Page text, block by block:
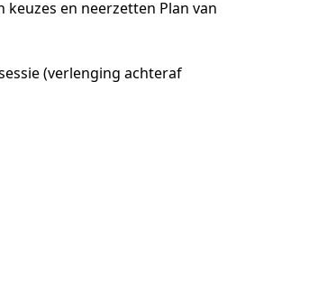
keuzes en neerzetten Plan van
(verlenging achteraf